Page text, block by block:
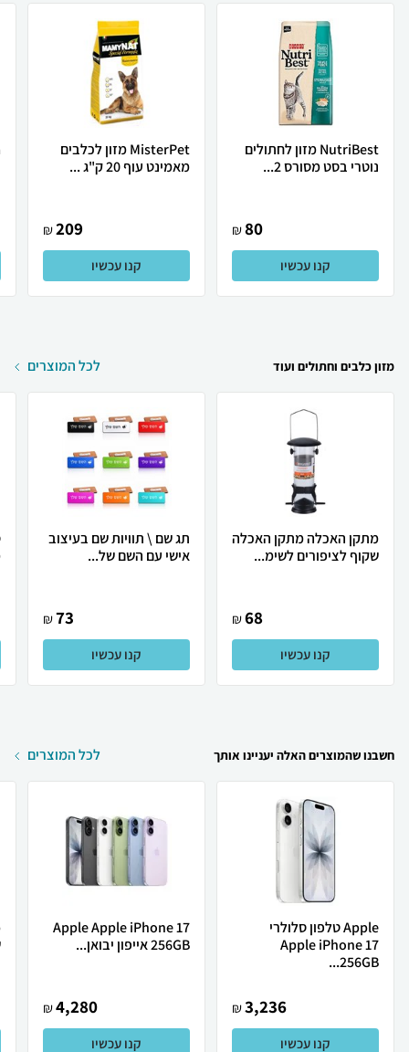
NutriBest מזון לחתולים
נוטרי בסט מסורס 2...
80
₪
קנו עכשיו
MisterPet מזון לכלבים
מאמינט עוף 20 ק"ג ...
209
₪
קנו עכשיו
מזון כלבים וחתולים ועוד לכל המוצרים
מתקן האכלה מתקן האכלה
שקוף לציפורים לשימ...
68
₪
קנו עכשיו
תג שם \ תוויות שם בעיצוב
אישי עם השם של...
73
₪
קנו עכשיו
חשבנו שהמוצרים האלה יעניינו אותך לכל המוצרים
Apple טלפון סלולרי
Apple iPhone 17
256GB...
3,236
₪
קנו עכשיו
Apple Apple iPhone 17
256GB אייפון יבואן...
4,280
₪
קנו עכשיו